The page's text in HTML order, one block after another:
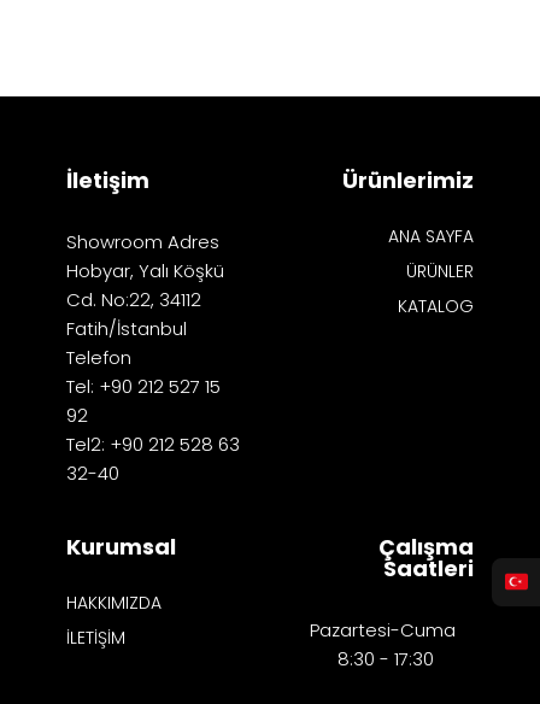
İletişim
Showroom Adres
Hobyar, Yalı Köşkü
Cd. No:22, 34112
Fatih/İstanbul
Telefon
Tel: +90 212 527 15
92
Tel2: +90 212 528 63
32-40
Ürünlerimiz
ANA SAYFA
ÜRÜNLER
KATALOG
Kurumsal
HAKKIMIZDA
İLETİŞİM
Çalışma
Saatleri
Pazartesi-Cuma
8:30 - 17:30​​